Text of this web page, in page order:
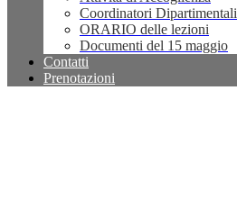
Coordinatori Dipartimentali
ORARIO delle lezioni
Documenti del 15 maggio
Contatti
Prenotazioni